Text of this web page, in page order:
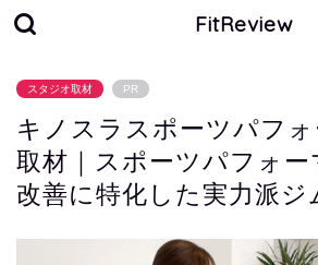
FitReview
スタジオ取材 PR
キノスラスポーツパフ
取材｜スポーツパフォ
改善に特化した実力派ジ